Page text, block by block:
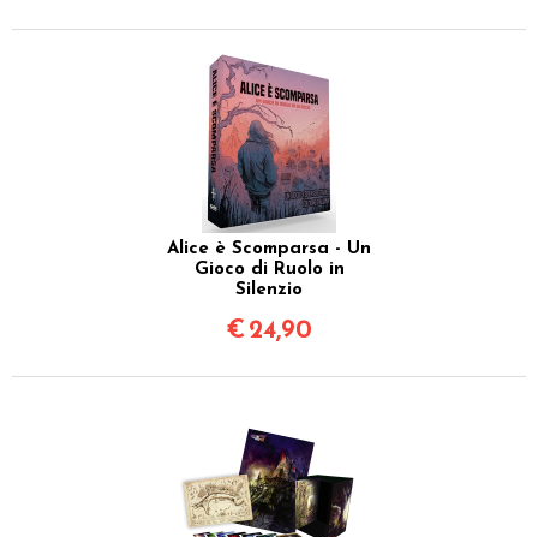
Alice è Scomparsa - Un
Gioco di Ruolo in
Silenzio
€ 24,90